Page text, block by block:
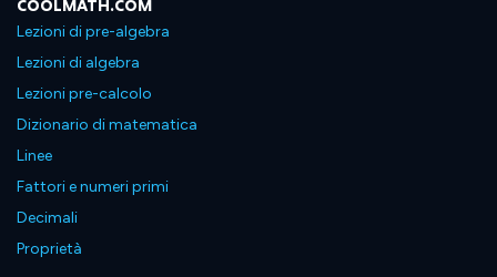
COOLMATH.COM
Lezioni di pre-algebra
Lezioni di algebra
Lezioni pre-calcolo
Dizionario di matematica
Linee
Fattori e numeri primi
Decimali
Proprietà